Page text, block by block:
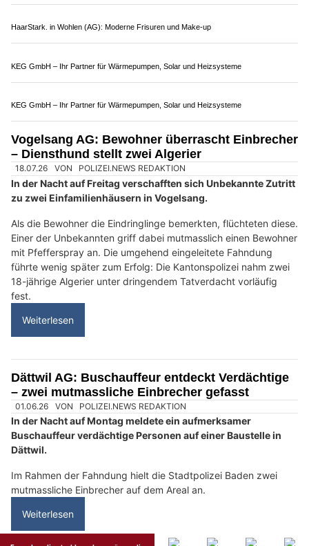
ASBI Arbeitssicherheit GmbH, Muttenz BL – Sicherheit für Baufirmen
KEG GmbH – Ihr Partner für Wärmepumpen, Solar und Heizsysteme
Wettingen AG: Gestohlenes E-Bike gegen
Drogen getauscht – Polizei sucht Eigentümer